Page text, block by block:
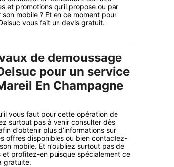
et promotions qu’il propose ou par
mobile ? Et en ce moment pour
vous fait un devis gratuit.
de demoussage
pour un service
En Champagne
vous faut pour cette opération de
surtout pas à venir consulter dès
d’obtenir plus d’informations sur
offres disponibles ou bien contactez-
mobile. Et n’oubliez surtout pas de
profitez-en puisque spécialement ce
gratuite.